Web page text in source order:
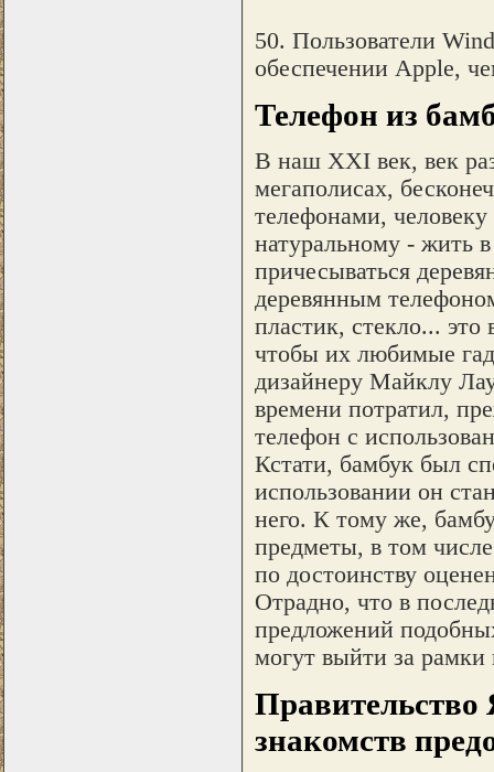
50. Пользователи
обеспечении Apple,
Телефон из
В наш XXI век, век
мегаполисах,
телефонами,
натуральному - жить
причесываться
деревянным
пластик, стекло...
чтобы их любимые
дизайнеру Mайклу
времени потратил,
телефон с
Кстати, бамбук был
использовании он
него. К тому же,
предметы, в том
по достоинству
Отрадно, что в
предложений
могут выйти за рамки
Правительство
знакомств